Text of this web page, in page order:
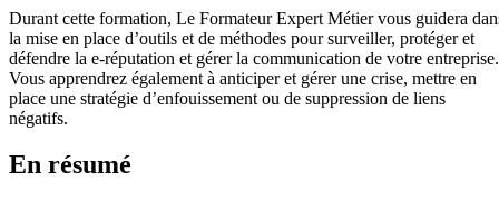
Durant cette formation, Le Formateur Expert Métier vous guidera
la mise en place d’outils et de méthodes pour surveiller, protéger et
défendre la e-réputation et gérer la communication de votre entreprise.
Vous apprendrez également à anticiper et gérer une crise, mettre en
place une stratégie d’enfouissement ou de suppression de liens
négatifs.
En résumé